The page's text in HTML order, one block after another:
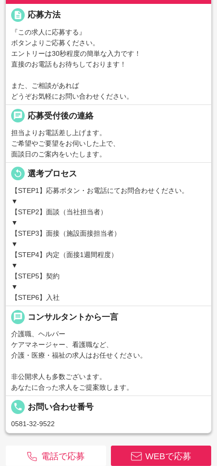
description 応募方法
『この求人に応募する』
ボタンよりご応募ください。
エントリーは30秒程度の簡単な入力です！
直接のお電話もお待ちしております！
また、ご相談があれば
どうぞお気軽にお問い合わせください。
chat 応募受付後の連絡
担当よりお電話差し上げます。
ご希望やご要望をお伺いした上で、
面談日のご案内をいたします。
replay 選考プロセス
【STEP1】応募ボタン・お電話にてお問合わせください。
▼
【STEP2】面談（当社担当者）
▼
【STEP3】面接（施設面接担当者）
▼
【STEP4】内定（面接1週間程度）
▼
【STEP5】契約
▼
【STEP6】入社
message コンサルタントから一言
介護職、ヘルパー
ケアマネージャー、看護職など、
介護・医療・福祉の求人はお任せください。
非公開求人も多数ございます。
あなたに合った求人をご提案致します。
local_phone お問い合わせ番号
0581-32-9522
WEBで応募
電話で応募